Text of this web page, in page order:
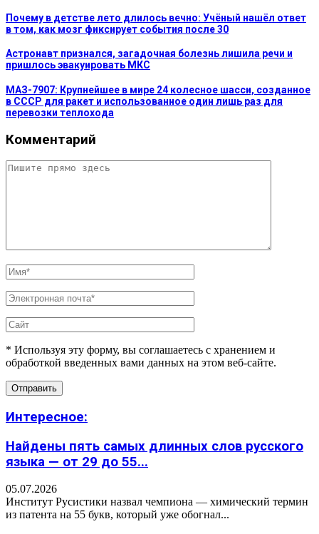
Почему в детстве лето длилось вечно: Учёный нашёл ответ
в том, как мозг фиксирует события после 30
Астронавт признался, загадочная болезнь лишила речи и
пришлось эвакуировать МКС
МАЗ-7907: Крупнейшее в мире 24 колесное шасси, созданное
в СССР для ракет и использованное один лишь раз для
перевозки теплохода
Комментарий
* Используя эту форму, вы соглашаетесь с хранением и
обработкой введенных вами данных на этом веб-сайте.
Интересное:
Найдены пять самых длинных слов русского
языка — от 29 до 55...
05.07.2026
Институт Русистики назвал чемпиона — химический термин
из патента на 55 букв, который уже обогнал...